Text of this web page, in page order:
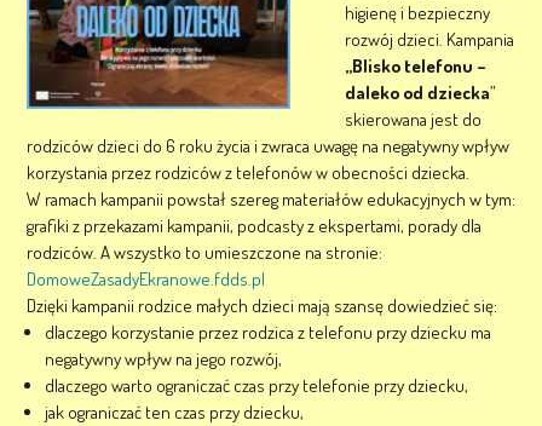
higienę i bezpieczny
rozwój dzieci. Kampania
„Blisko telefonu –
daleko od dziecka”
skierowana jest do
rodziców dzieci do 6 roku życia i zwraca uwagę na negatywny wpływ
korzystania przez rodziców z telefonów w obecności dziecka.
W ramach kampanii powstał szereg materiałów edukacyjnych w tym:
grafiki z przekazami kampanii, podcasty z ekspertami, porady dla
rodziców. A wszystko to umieszczone na stronie:
DomoweZasadyEkranowe.fdds.pl
Dzięki kampanii rodzice małych dzieci mają szansę dowiedzieć się:
dlaczego korzystanie przez rodzica z telefonu przy dziecku ma
negatywny wpływ na jego rozwój,
dlaczego warto ograniczać czas przy telefonie przy dziecku,
jak ograniczać ten czas przy dziecku,